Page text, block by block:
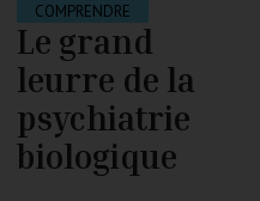
COMPRENDRE
Le grand
leurre de la
psychiatrie
biologique